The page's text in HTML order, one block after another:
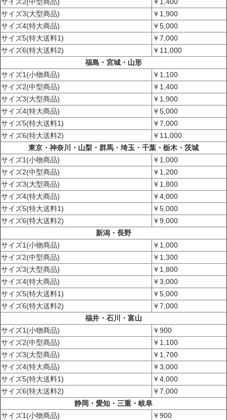
サイズ3(大型商品)
￥1,900
サイズ4(特大商品)
￥5,000
サイズ5(特大送料1)
￥7,000
サイズ6(特大送料2)
￥11,000
福島・宮城・山形
サイズ1(小物商品)
￥1,100
サイズ2(中型商品)
￥1,400
サイズ3(大型商品)
￥1,900
サイズ4(特大商品)
￥5,000
サイズ5(特大送料1)
￥7,000
サイズ6(特大送料2)
￥11,000
東京・神奈川・山梨・群馬・埼玉・千葉・栃木・茨城
サイズ1(小物商品)
￥1,000
サイズ2(中型商品)
￥1,200
サイズ3(大型商品)
￥1,800
サイズ4(特大商品)
￥4,000
サイズ5(特大送料1)
￥5,000
サイズ6(特大送料2)
￥9,000
新潟・長野
サイズ1(小物商品)
￥1,000
サイズ2(中型商品)
￥1,300
サイズ3(大型商品)
￥1,800
サイズ4(特大商品)
￥3,000
サイズ5(特大送料1)
￥5,000
サイズ6(特大送料2)
￥7,000
福井・石川・富山
サイズ1(小物商品)
￥900
サイズ2(中型商品)
￥1,100
サイズ3(大型商品)
￥1,700
サイズ4(特大商品)
￥3,000
サイズ5(特大送料1)
￥4,000
サイズ6(特大送料2)
￥7,000
静岡・愛知・三重・岐阜
サイズ1(小物商品)
￥900